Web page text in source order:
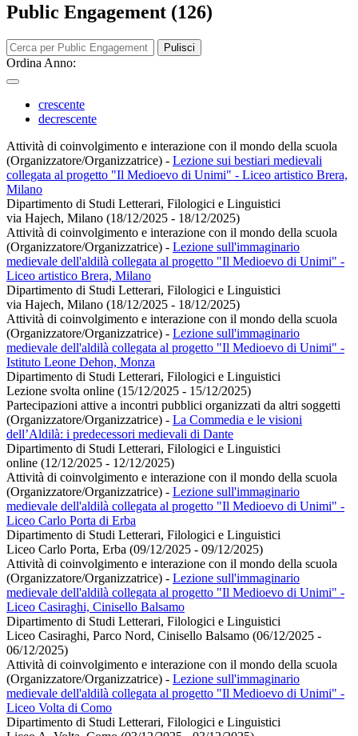
Public Engagement (126)
Pulisci
Ordina Anno:
crescente
decrescente
Attività di coinvolgimento e interazione con il mondo della scuola
(Organizzatore/Organizzatrice) - Lezione sui bestiari medievali
collegata al progetto "Il Medioevo di Unimi" - Liceo artistico Brera,
Milano
Dipartimento di Studi Letterari, Filologici e Linguistici
via Hajech, Milano (18/12/2025 - 18/12/2025)
Attività di coinvolgimento e interazione con il mondo della scuola
(Organizzatore/Organizzatrice) - Lezione sull'immaginario
medievale dell'aldilà collegata al progetto "Il Medioevo di Unimi" -
Liceo artistico Brera, Milano
Dipartimento di Studi Letterari, Filologici e Linguistici
via Hajech, Milano (18/12/2025 - 18/12/2025)
Attività di coinvolgimento e interazione con il mondo della scuola
(Organizzatore/Organizzatrice) - Lezione sull'immaginario
medievale dell'aldilà collegata al progetto "Il Medioevo di Unimi" -
Istituto Leone Dehon, Monza
Dipartimento di Studi Letterari, Filologici e Linguistici
Lezione svolta online (15/12/2025 - 15/12/2025)
Partecipazioni attive a incontri pubblici organizzati da altri soggetti
(Organizzatore/Organizzatrice) - La Commedia e le visioni
dell’Aldilà: i predecessori medievali di Dante
Dipartimento di Studi Letterari, Filologici e Linguistici
online (12/12/2025 - 12/12/2025)
Attività di coinvolgimento e interazione con il mondo della scuola
(Organizzatore/Organizzatrice) - Lezione sull'immaginario
medievale dell'aldilà collegata al progetto "Il Medioevo di Unimi" -
Liceo Carlo Porta di Erba
Dipartimento di Studi Letterari, Filologici e Linguistici
Liceo Carlo Porta, Erba (09/12/2025 - 09/12/2025)
Attività di coinvolgimento e interazione con il mondo della scuola
(Organizzatore/Organizzatrice) - Lezione sull'immaginario
medievale dell'aldilà collegata al progetto "Il Medioevo di Unimi" -
Liceo Casiraghi, Cinisello Balsamo
Dipartimento di Studi Letterari, Filologici e Linguistici
Liceo Casiraghi, Parco Nord, Cinisello Balsamo (06/12/2025 -
06/12/2025)
Attività di coinvolgimento e interazione con il mondo della scuola
(Organizzatore/Organizzatrice) - Lezione sull'immaginario
medievale dell'aldilà collegata al progetto "Il Medioevo di Unimi" -
Liceo Volta di Como
Dipartimento di Studi Letterari, Filologici e Linguistici